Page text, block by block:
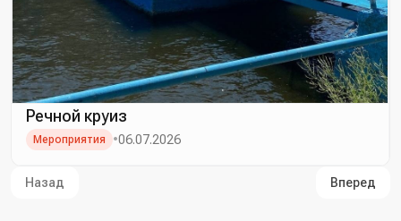
Речной круиз
Мероприятия •06.07.2026
Назад Вперед